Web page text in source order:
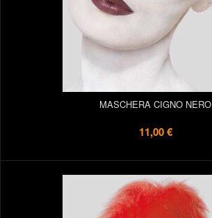
MASCHERA CIGNO NERO
11,00 €